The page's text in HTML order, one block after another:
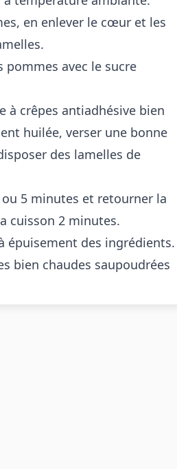
en enlever le cœur et les
pommes avec le sucre
à crêpes antiadhésive bien
huilée, verser une bonne
des lamelles de
5 minutes et retourner la
cuisson 2 minutes.
épuisement des ingrédients.
bien chaudes saupoudrées